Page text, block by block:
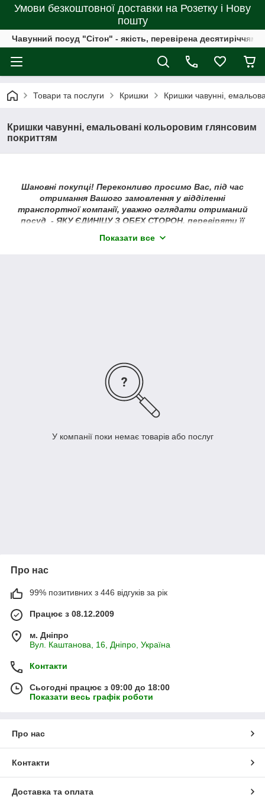
Умови безкоштовної доставки на Розетку і Нову
пошту
Чавунний посуд "Сітон" - якість, перевірена десятиріччями
Товари та послуги Кришки Кришки чавунні,
Кришки чавунні, емальовані кольоровим глянсовим
покриттям
Шановні покупці! Переконливо просимо Вас, під час
отримання Вашого замовлення у відділенні
транспортної компанії, уважно оглядати отриманий
посуд - ЯКУ ЄДИНІЦУ З ОБЕХ СТОРОН, перевіряти її
відділення пошти або, під час адресної доставки, — не
Показати все
У компанії поки немає товарів або послуг
Про нас
99% позитивних з 446 відгуків за рік
Працює з 08.12.2009
м. Дніпро
Вул. Каштанова, 16, Дніпро, Україна
Контакти
Сьогодні працює з 09:00 до 18:00
Показати весь графік роботи
Про нас
Контакти
Доставка та оплата